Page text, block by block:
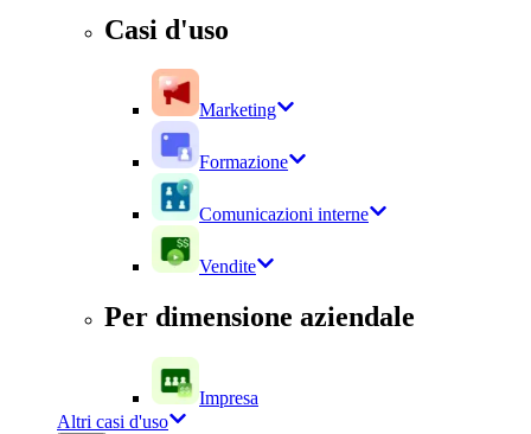
Casi d'uso
Marketing
Formazione
Comunicazioni interne
Vendite
Per dimensione aziendale
Impresa
Altri casi d'uso